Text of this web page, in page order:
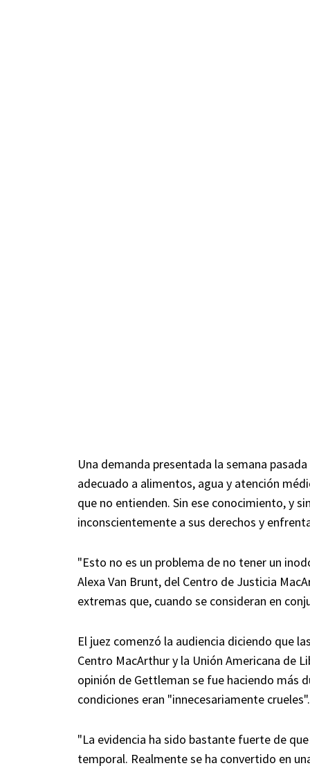
Una demanda presentada la semana
adecuado a alimentos, agua y atención
que no entienden. Sin ese conocimiento, y
inconscientemente a sus derechos y
"Esto no es un problema de no tener un
Alexa Van Brunt, del Centro de Justicia
extremas que, cuando se consideran en
El juez comenzó la audiencia diciendo que
Centro MacArthur y la Unión Americana de
opinión de Gettleman se fue haciendo más
condiciones eran "innecesariamente crueles".
"La evidencia ha sido bastante fuerte de
temporal. Realmente se ha convertido en